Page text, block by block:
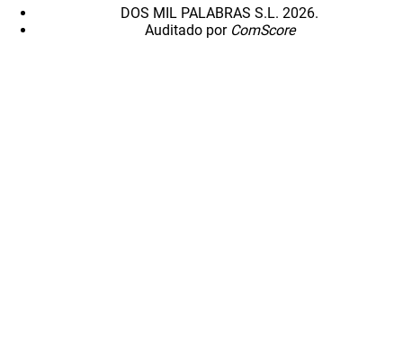
DOS MIL PALABRAS S.L. 2026.
Auditado por ComScore